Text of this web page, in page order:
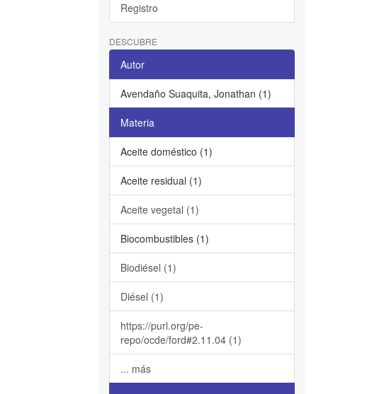
Registro
DESCUBRE
Autor
Avendaño Suaquita, Jonathan (1)
Materia
Aceite doméstico (1)
Aceite residual (1)
Aceite vegetal (1)
Biocombustibles (1)
Biodiésel (1)
Diésel (1)
https://purl.org/pe-
repo/ocde/ford#2.11.04 (1)
... más